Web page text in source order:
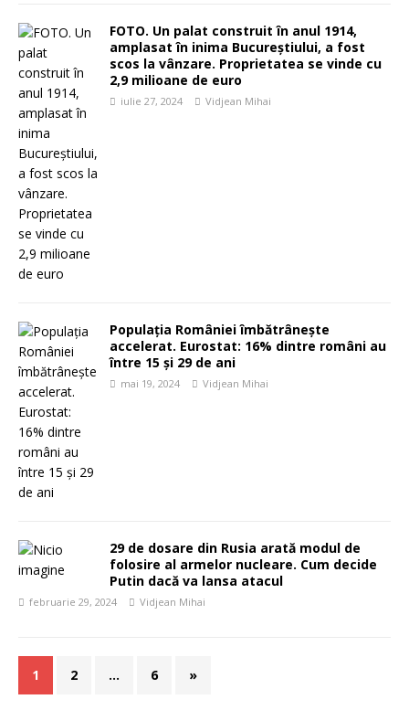
FOTO. Un palat construit în anul 1914,
amplasat în inima Bucureștiului, a fost
scos la vânzare. Proprietatea se vinde cu
2,9 milioane de euro
iulie 27, 2024 Vidjean Mihai
Populația României îmbătrânește
accelerat. Eurostat: 16% dintre români au
între 15 şi 29 de ani
mai 19, 2024 Vidjean Mihai
29 de dosare din Rusia arată modul de
folosire al armelor nucleare. Cum decide
Putin dacă va lansa atacul
februarie 29, 2024 Vidjean Mihai
1 2 … 6 »